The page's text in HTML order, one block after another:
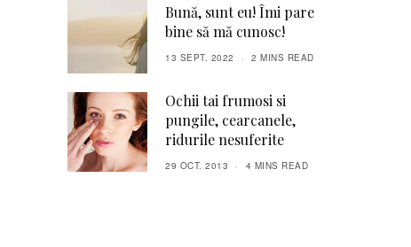
Bună, sunt eu! Îmi pare
bine să mă cunosc!
13 SEPT. 2022 2 MINS READ
Ochii tai frumosi si
pungile, cearcanele,
ridurile nesuferite
29 OCT. 2013 4 MINS READ